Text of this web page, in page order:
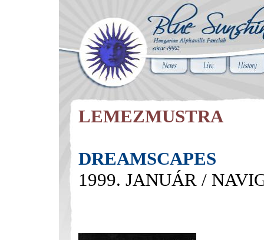
LEMEZMUSTRA
DREAMSCAPES
1999. JANUÁR /